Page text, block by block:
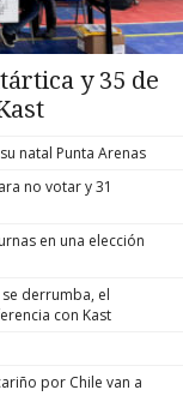
y 35 de
natal Punta Arenas
no votar y 31
en una elección
derrumba, el
con Kast
por Chile van a